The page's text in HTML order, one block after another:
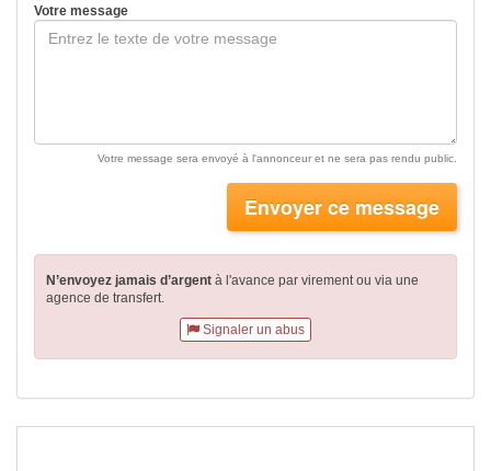
Votre message
Votre message sera envoyé à l'annonceur et ne sera pas rendu public.
Envoyer ce message
N’envoyez jamais d’argent à l'avance par virementou via une
agence de transfert.
Signaler un abus